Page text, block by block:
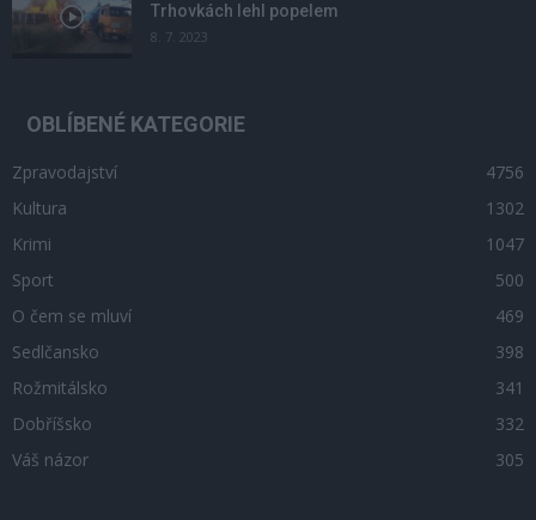
Trhovkách lehl popelem
8. 7. 2023
OBLÍBENÉ KATEGORIE
Zpravodajství
4756
Kultura
1302
Krimi
1047
Sport
500
O čem se mluví
469
Sedlčansko
398
Rožmitálsko
341
Dobříšsko
332
Váš názor
305